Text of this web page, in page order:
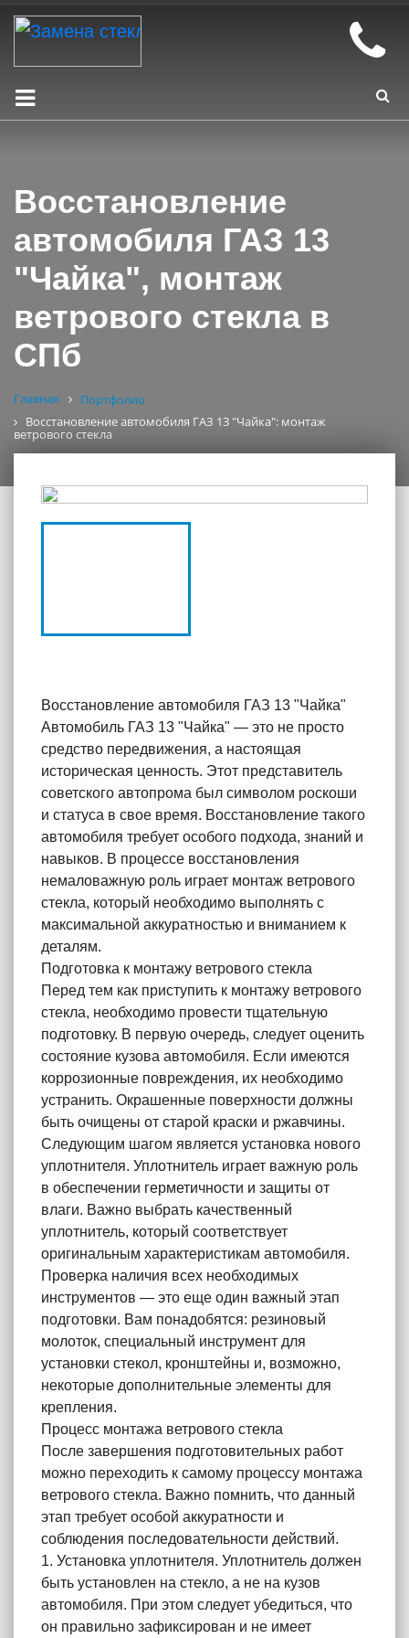
Восстановление
автомобиля ГАЗ 13
"Чайка", монтаж
ветрового стекла в
СПб
Главная
Портфолио
Восстановление автомобиля ГАЗ 13 "Чайка": монтаж
ветрового стекла
Восстановление автомобиля ГАЗ 13 "Чайка"
Автомобиль ГАЗ 13 "Чайка" — это не просто
средство передвижения, а настоящая
историческая ценность. Этот представитель
советского автопрома был символом роскоши
и статуса в свое время. Восстановление такого
автомобиля требует особого подхода, знаний и
навыков. В процессе восстановления
немаловажную роль играет монтаж ветрового
стекла, который необходимо выполнять с
максимальной аккуратностью и вниманием к
деталям.
Подготовка к монтажу ветрового стекла
Перед тем как приступить к монтажу ветрового
стекла, необходимо провести тщательную
подготовку. В первую очередь, следует оценить
состояние кузова автомобиля. Если имеются
коррозионные повреждения, их необходимо
устранить. Окрашенные поверхности должны
быть очищены от старой краски и ржавчины.
Следующим шагом является установка нового
уплотнителя. Уплотнитель играет важную роль
в обеспечении герметичности и защиты от
влаги. Важно выбрать качественный
уплотнитель, который соответствует
оригинальным характеристикам автомобиля.
Проверка наличия всех необходимых
инструментов — это еще один важный этап
подготовки. Вам понадобятся: резиновый
молоток, специальный инструмент для
установки стекол, кронштейны и, возможно,
некоторые дополнительные элементы для
крепления.
Процесс монтажа ветрового стекла
После завершения подготовительных работ
можно переходить к самому процессу монтажа
ветрового стекла. Важно помнить, что данный
этап требует особой аккуратности и
соблюдения последовательности действий.
1. Установка уплотнителя. Уплотнитель должен
быть установлен на стекло, а не на кузов
автомобиля. При этом следует убедиться, что
он правильно зафиксирован и не имеет